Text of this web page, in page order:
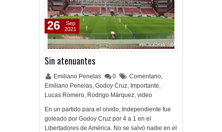
Sin atenuantes
Emiliano Penelas 0 Comentario,
Emiliano Penelas, Godoy Cruz, Importante,
Lucas Romero, Rodrigo Márquez, video
En un partido para el olvido, Independiente fue
goleado por Godoy Cruz por 4 a 1 en el
Libertadores de América. No se salvó nadie en el
26
Sep
2021